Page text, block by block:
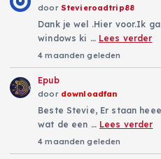
door Stevieroadtrip88
Dank je wel .Hier voor.Ik
windows ki … Lees verder
4 maanden geleden
Epub
door downloadfan
Beste Stevie, Er staan
wat de een … Lees verder
4 maanden geleden